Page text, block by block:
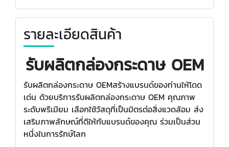
รายละเอียดสินค้า
รับผลิตกล่องกระดาษ OEM
รับผลิตกล่องกระดาษ OEMสร้างแบรนด์ของท่านให้โดด
เด่น ด้วยบริการรับผลิตกล่องกระดาษ OEM คุณภาพ
ระดับพรีเมียม เลือกใช้วัสดุที่เป็นมิตรต่อสิ่งแวดล้อม ส่ง
เสริมภาพลักษณ์ที่ดีให้กับแบรนด์ของคุณ ร่วมเป็นส่วน
หนึ่งในการรักษ์โลก